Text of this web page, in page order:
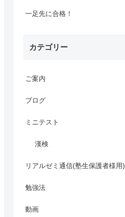
一足先に合格！
カテゴリー
ご案内
ブログ
ミニテスト
漢検
リアルゼミ通信(塾生保護者様用)
勉強法
動画